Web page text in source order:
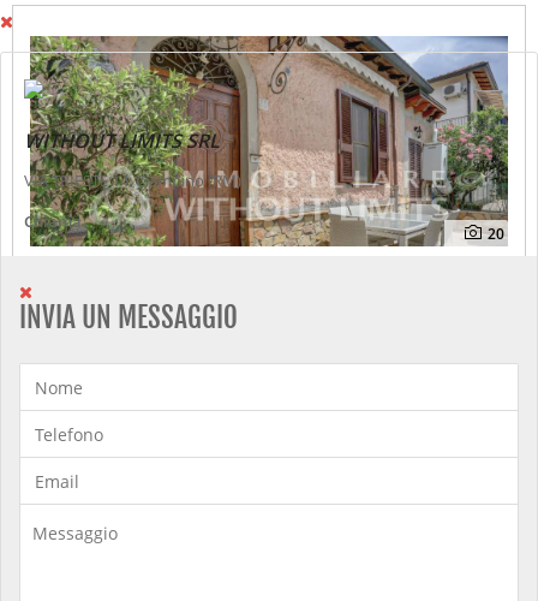
20
265.000 €
125 mq
3 stanze 1 bagno
WITHOUT LIMITS SRL
VIA TRIESTE 14, Ciampino (RM)
Chiama
INVIA UN MESSAGGIO